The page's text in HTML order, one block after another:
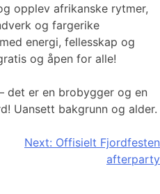
opplev afrikanske rytmer,
og fargerike
energi, fellesskap og
og åpen for alle!
det er en brobygger og en
Uansett bakgrunn og alder.
Next: Offisielt Fjordfesten
afterparty